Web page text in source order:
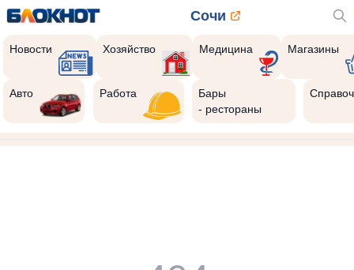
Сочи
Новости Хозяйство Медицина Магазины
Авто Работа
Бары
- рестораны